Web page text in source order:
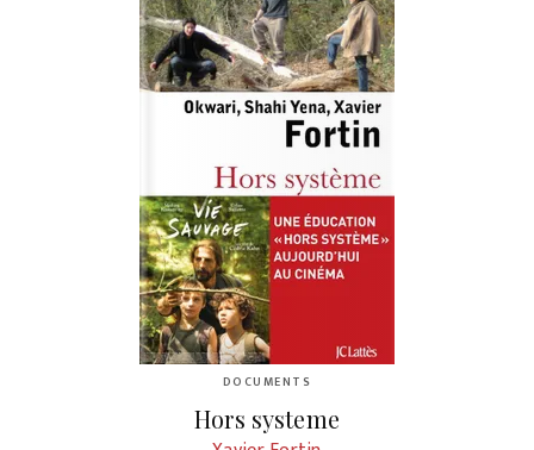
DOCUMENTS
Hors systeme